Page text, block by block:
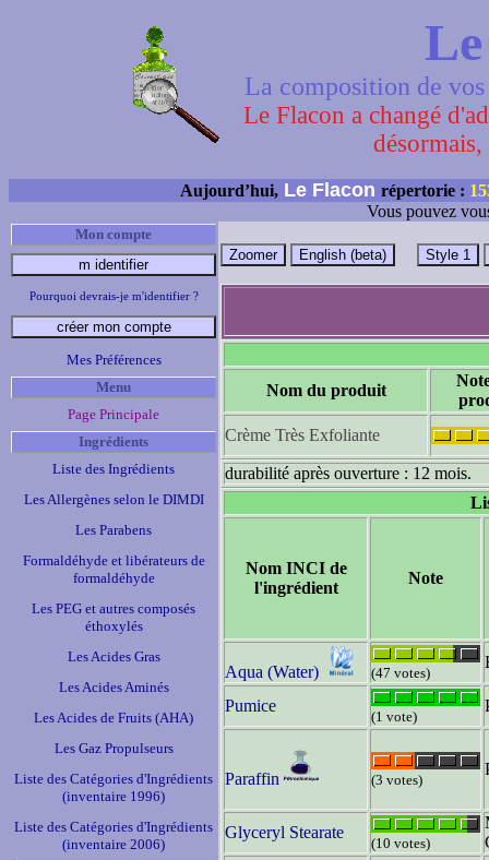
La composition de
Le Flacon a changé
Aujourd’hui, Le Flacon répertorie :
Vous pouvez
Mon compte
Pourquoi devrais-je m'identifier ?
Mes Préférences
Menu
Page Principale
Ingrédients
Liste des Ingrédients
Les Allergènes selon le DIMDI
Les Parabens
Formaldéhyde et libérateurs de
formaldéhyde
Les PEG et autres composés
éthoxylés
Les Acides Gras
Les Acides Aminés
Les Acides de Fruits (AHA)
Les Gaz Propulseurs
Liste des Catégories d'Ingrédients
(inventaire 1996)
Liste des Catégories d'Ingrédients
(inventaire 2006)
Nom du produit
Crème Très Exfoliante
durabilité après ouverture : 12 mois.
Nom INCI de
l'ingrédient
Note
Aqua (Water) (47 votes)
Pumice
(1 vote)
Paraffin (3 votes)
Glyceryl Stearate
(10 votes)